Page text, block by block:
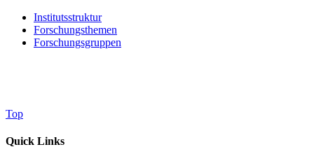
Institutsstruktur
Forschungsthemen
Forschungsgruppen
Top
Quick Links